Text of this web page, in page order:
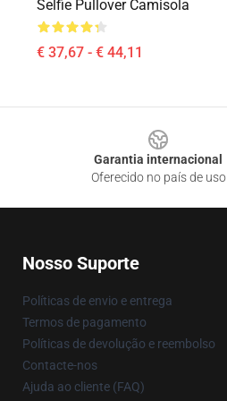
Selfie Pullover Camisola
€ 37,67 - € 44,11
Garantia internacional
Oferecido no país de uso
Nosso Suporte
Políticas de envio e entrega
Termos de pagamento
Políticas de devolução e reembolso
Contacte-nos
Ajuda ao cliente (FAQ)